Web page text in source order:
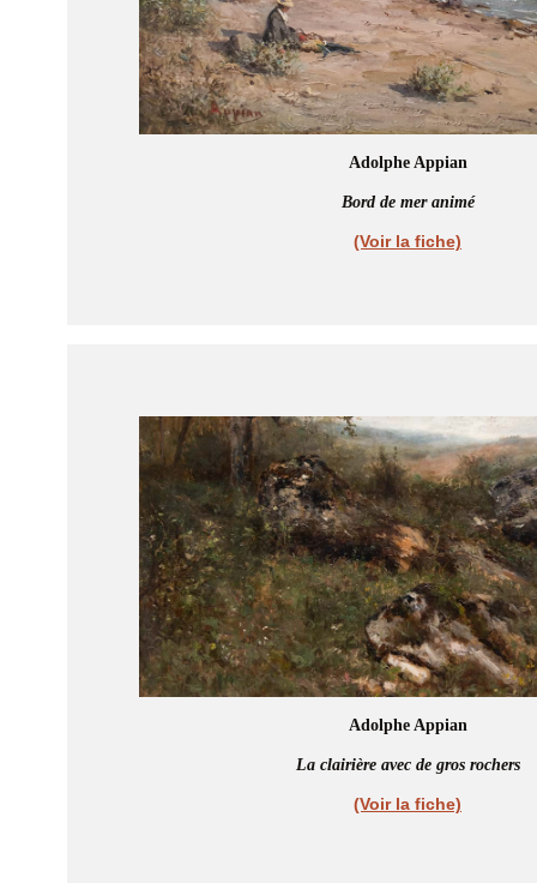
Adolphe Appian
Bord de mer animé
(Voir la fiche)
Adolphe Appian
La clairière avec de gros rochers
(Voir la fiche)